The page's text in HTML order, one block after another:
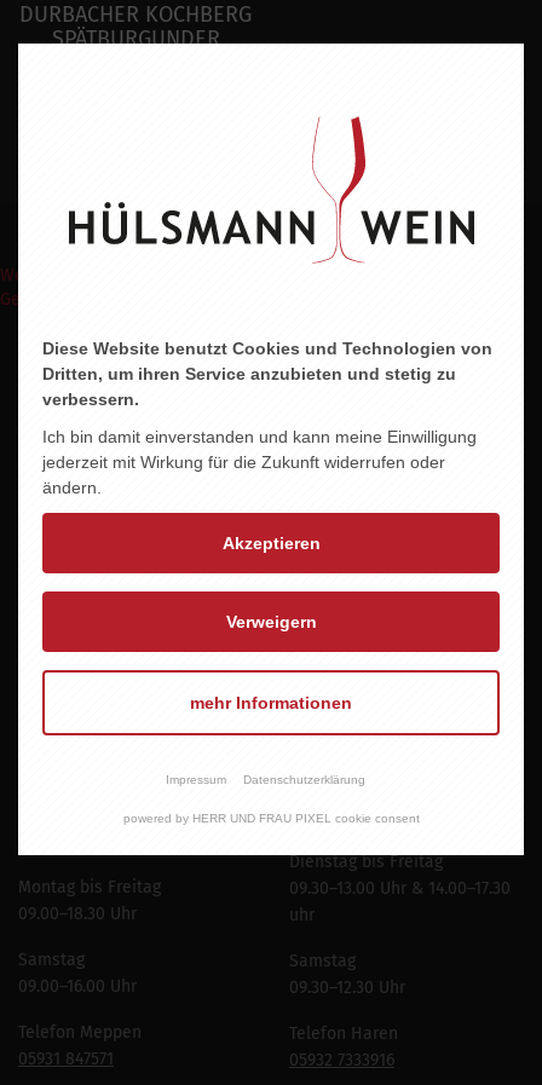
DURBACHER KOCHBERG
SPÄTBURGUNDER
Weinpakete
Geschenke Express
Newsletter abonnieren
Öffnungszeiten
Esterfelder Stiege 119
Montag bis Freitag
09.00–18.30 Uhr
Samstag
09.00–16.00 Uhr
Telefon Meppen
05931 847571
Öffnungszeiten Haren
Neuer Markt 16
49733 Haren (Ems)
Dienstag bis Freitag
09.30–13.00 Uhr & 14.00–17.30
uhr
Samstag
09.30–12.30 Uhr
Telefon Haren
05932 7333916
Diese Website benutzt Cookies und Technologien von
Dritten, um ihren Service anzubieten und stetig zu
verbessern.
Ich bin damit einverstanden und kann meine Einwilligung
jederzeit mit Wirkung für die Zukunft widerrufen oder
ändern.
Akzeptieren
Verweigern
mehr Informationen
Impressum Datenschutzerklärung
powered by HERR UND FRAU PIXEL cookie consent